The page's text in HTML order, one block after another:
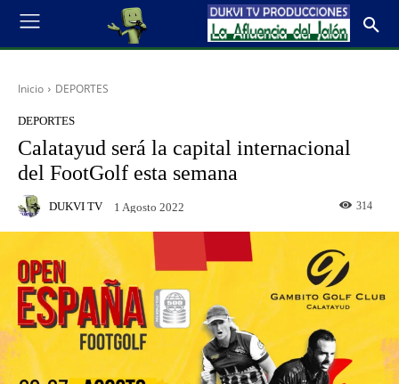
Inicio DEPORTES
DEPORTES
Calatayud será la capital internacional
del FootGolf esta semana
DUKVI TV 1 Agosto 2022 314